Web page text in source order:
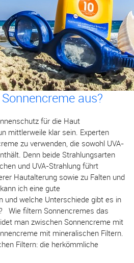
aus?
für die Haut
mittlerweile klar sein. Experten
zu verwenden, die sowohl UVA-
Denn beide Strahlungsarten
und UVA-Strahlung führt
Hautalterung sowie zu Falten und
ich eine gute
und welche Unterschiede gibt es in
Wie filtern Sonnencremes das
man zwischen Sonnencreme mit
mit mineralischen Filtern.
Filtern: die herkömmliche